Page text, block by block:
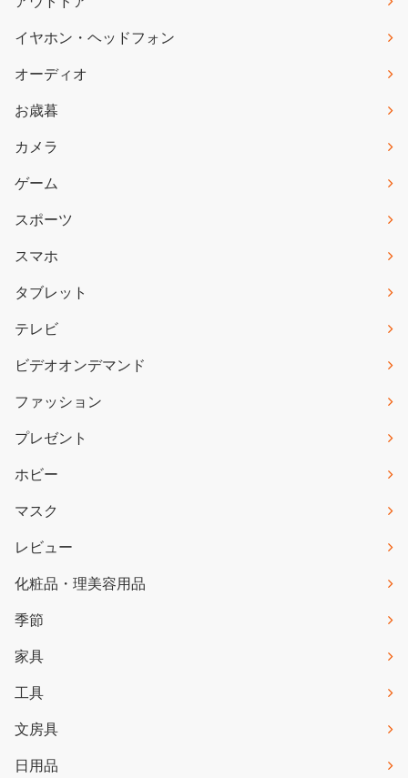
イヤホン・ヘッドフォン
オーディオ
お歳暮
カメラ
ゲーム
スポーツ
スマホ
タブレット
テレビ
ビデオオンデマンド
ファッション
プレゼント
ホビー
マスク
レビュー
化粧品・理美容用品
季節
家具
工具
文房具
日用品